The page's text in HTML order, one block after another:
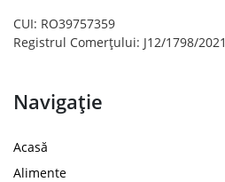
CUI: RO39757359
Registrul Comerțului: J12/1798/2021
Navigație
Acasă
Alimente